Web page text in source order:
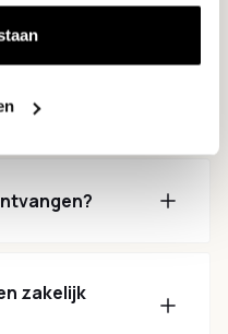
zakelijk